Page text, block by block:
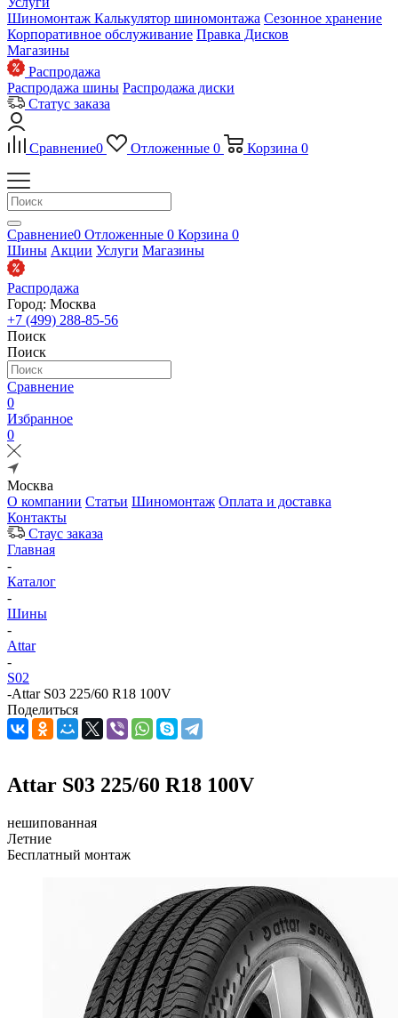
Шиномонтаж Калькулятор шиномонтажа Сезонное хранение
Корпоративное обслуживание Правка Дисков
Магазины
Распродажа
Распродажа шины Распродажа диски
Статус заказа
Сравнение0 Отложенные 0 Корзина 0
Сравнение0 Отложенные 0 Корзина 0
Шины Акции Услуги Магазины
Распродажа
Город: Москва
+7 (499) 288-85-56
Поиск
Поиск
Сравнение
0
Избранное
0
Москва
О компании Статьи Шиномонтаж Оплата и доставка
Контакты
Стаус заказа
Главная
-
Каталог
-
Шины
-
Attar
-
S02
-Attar S03 225/60 R18 100V
Поделиться
Attar S03 225/60 R18 100V
нешипованная
Летние
Бесплатный монтаж